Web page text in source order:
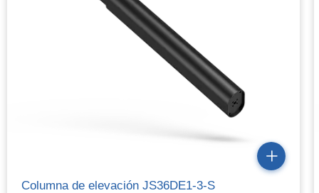
personas que necesiten estar sentadas durante mucho tiempo
tengan una postura saludable y pasen a estar de pie en el
trabajo, con el objetivo de ayudarles a aliviar la fatiga física y
aliviar las enfermedades de la columna. JIECANG, que redactó
el estándar de la industria del escritorio elevable eléctrico,
posee más de 20 años de experiencia en la industria del
actuador lineal y puede brindar a nuestros clientes productos y
Columna de elevación JS36DE1-3-S